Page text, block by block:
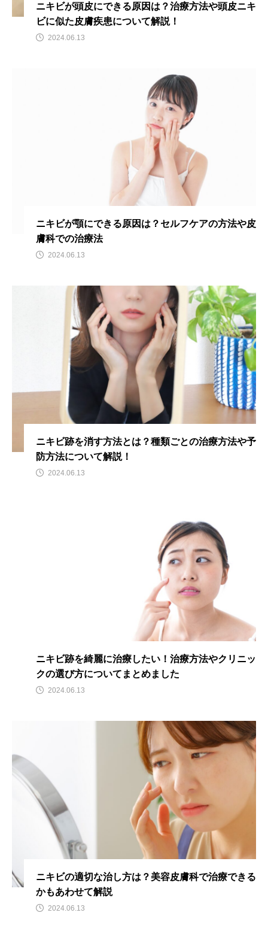
ニキビが頭皮にできる原因は？治療方法や頭皮ニキ
ビに似た皮膚疾患について解説！
2024.06.13
ニキビが顎にできる原因は？セルフケアの方法や皮
膚科での治療法
2024.06.13
ニキビ跡を消す方法とは？種類ごとの治療方法や予
防方法について解説！
2024.06.13
ニキビ跡を綺麗に治療したい！治療方法やクリニッ
クの選び方についてまとめました
2024.06.13
ニキビの適切な治し方は？美容皮膚科で治療できる
かもあわせて解説
2024.06.13